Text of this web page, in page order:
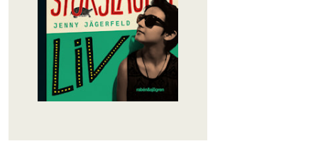
Mamma har alltid sagt att jag är "en
unik människa" att jag är
"annorlunda" och "speciell". Jag
tror egentligen bara att det är ett
snällare sätt att säga "konstig" på.
Nu hade jag exakt sextio dagar på
mig på att bli en ny person. Eller ja,
givetvis inte lätt, men det var inte